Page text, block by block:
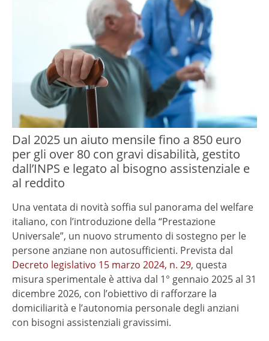
Dal 2025 un aiuto mensile fino a 850 euro
per gli over 80 con gravi disabilità, gestito
dall’INPS e legato al bisogno assistenziale e
al reddito
Una ventata di novità soffia sul panorama del welfare
italiano, con l’introduzione della “Prestazione
Universale”, un nuovo strumento di sostegno per le
persone anziane non autosufficienti. Prevista dal
Decreto legislativo 15 marzo 2024, n. 29, questa
misura sperimentale è attiva dal 1° gennaio 2025 al 31
dicembre 2026, con l’obiettivo di rafforzare la
domiciliarità e l’autonomia personale degli anziani
con bisogni assistenziali gravissimi.